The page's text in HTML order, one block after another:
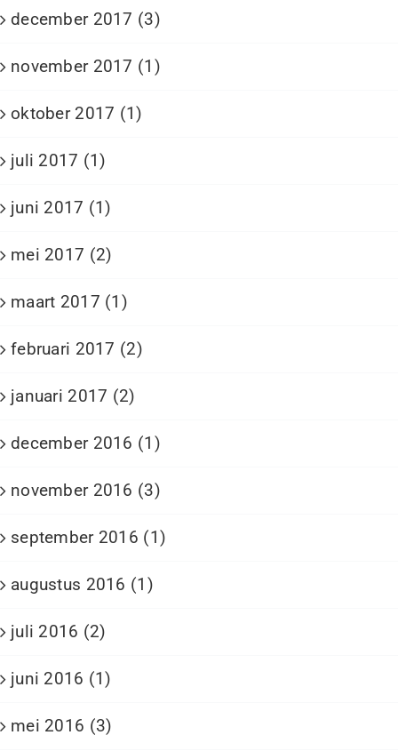
december 2017 (3)
november 2017 (1)
oktober 2017 (1)
juli 2017 (1)
juni 2017 (1)
mei 2017 (2)
maart 2017 (1)
februari 2017 (2)
januari 2017 (2)
december 2016 (1)
november 2016 (3)
september 2016 (1)
augustus 2016 (1)
juli 2016 (2)
juni 2016 (1)
mei 2016 (3)